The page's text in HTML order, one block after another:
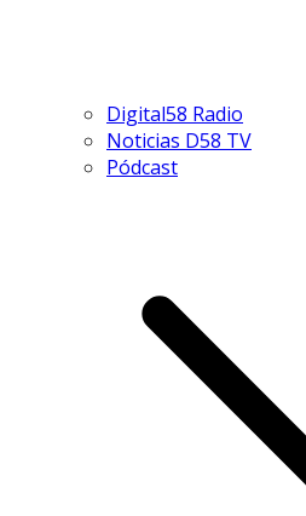
Digital58 Radio
Noticias D58 TV
Pódcast